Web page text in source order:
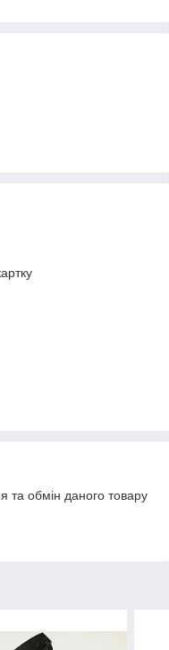
та обмін даного товару